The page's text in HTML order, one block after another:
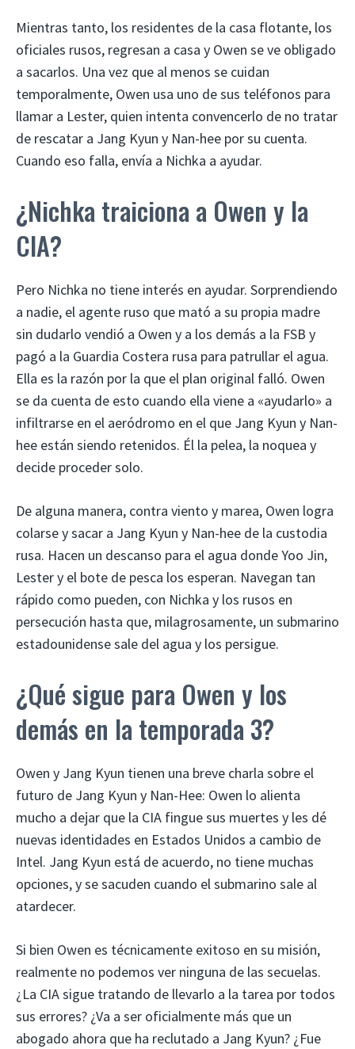
Mientras tanto, los residentes de la casa flotante, los
oficiales rusos, regresan a casa y Owen se ve obligado
a sacarlos. Una vez que al menos se cuidan
temporalmente, Owen usa uno de sus teléfonos para
llamar a Lester, quien intenta convencerlo de no tratar
de rescatar a Jang Kyun y Nan-hee por su cuenta.
Cuando eso falla, envía a Nichka a ayudar.
¿Nichka traiciona a Owen y la
CIA?
Pero Nichka no tiene interés en ayudar. Sorprendiendo
a nadie, el agente ruso que mató a su propia madre
sin dudarlo vendió a Owen y a los demás a la FSB y
pagó a la Guardia Costera rusa para patrullar el agua.
Ella es la razón por la que el plan original falló. Owen
se da cuenta de esto cuando ella viene a «ayudarlo» a
infiltrarse en el aeródromo en el que Jang Kyun y Nan-
hee están siendo retenidos. Él la pelea, la noquea y
decide proceder solo.
De alguna manera, contra viento y marea, Owen logra
colarse y sacar a Jang Kyun y Nan-hee de la custodia
rusa. Hacen un descanso para el agua donde Yoo Jin,
Lester y el bote de pesca los esperan. Navegan tan
rápido como pueden, con Nichka y los rusos en
persecución hasta que, milagrosamente, un submarino
estadounidense sale del agua y los persigue.
¿Qué sigue para Owen y los
demás en la temporada 3?
Owen y Jang Kyun tienen una breve charla sobre el
futuro de Jang Kyun y Nan-Hee: Owen lo alienta
mucho a dejar que la CIA fingue sus muertes y les dé
nuevas identidades en Estados Unidos a cambio de
Intel. Jang Kyun está de acuerdo, no tiene muchas
opciones, y se sacuden cuando el submarino sale al
atardecer.
Si bien Owen es técnicamente exitoso en su misión,
realmente no podemos ver ninguna de las secuelas.
¿La CIA sigue tratando de llevarlo a la tarea por todos
sus errores? ¿Va a ser oficialmente más que un
abogado ahora que ha reclutado a Jang Kyun? ¿Fue